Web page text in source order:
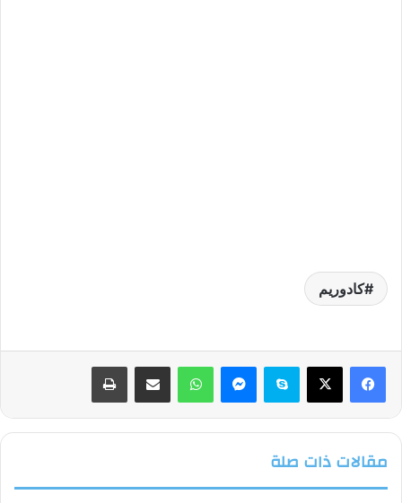
كادوريم
فيسبوك سكايب واتساب
مقالات ذات صلة